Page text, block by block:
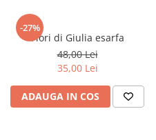
-27%
Fiori di Giulia esarfa
48,00 Lei
35,00 Lei
ADAUGA IN COS